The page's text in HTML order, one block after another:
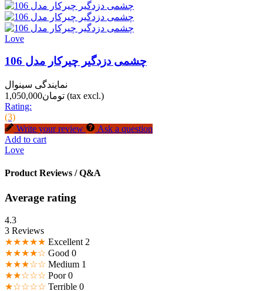
Love
چشمی دزدگیر چیرکار مدل 106
نمایندگی سینوال
تومان1,050,000 (tax excl.)
Rating:
(3)
Write your review
Ask a question
Add to cart
Love
Product Reviews / Q&A
Average rating
4.3
3 Reviews
★★★★★ Excellent 2
★★★★☆ Good 0
★★★☆☆ Medium 1
★★☆☆☆ Poor 0
★☆☆☆☆ Terrible 0